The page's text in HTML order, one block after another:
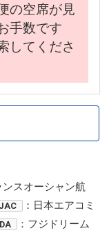
の空席が見
手数です
してくださ
ンスオーシャン航
JAC
：日本エアコミ
：フジドリーム